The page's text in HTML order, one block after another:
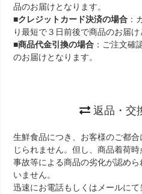
品のお届けとなります。
■クレジットカード決済の場合 ：
り最短で３日前後で商品のお届け
■商品代金引換の場合 ：ご注文確
のお届けとなります。
返品・交
生鮮食品につき、お客様のご都
じられません。但し、商品着荷
事故等による商品の劣化が認め
いません。
迅速にお電話もしくはメールに